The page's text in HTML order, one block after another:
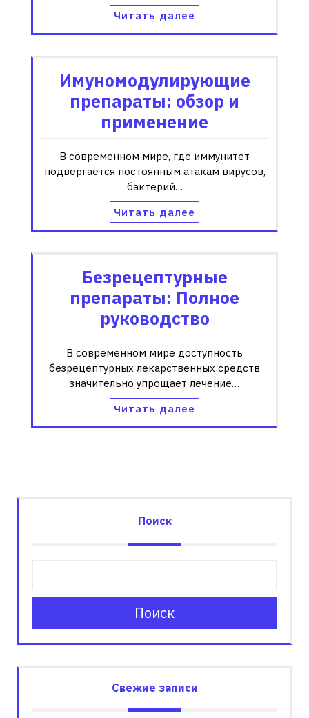
Читать далее
Имуномодулирующие
препараты: обзор и
применение
В современном мире, где иммунитет
подвергается постоянным атакам вирусов,
бактерий…
Читать далее
Безрецептурные
препараты: Полное
руководство
В современном мире доступность
безрецептурных лекарственных средств
значительно упрощает лечение…
Читать далее
Поиск
Поиск
Свежие записи